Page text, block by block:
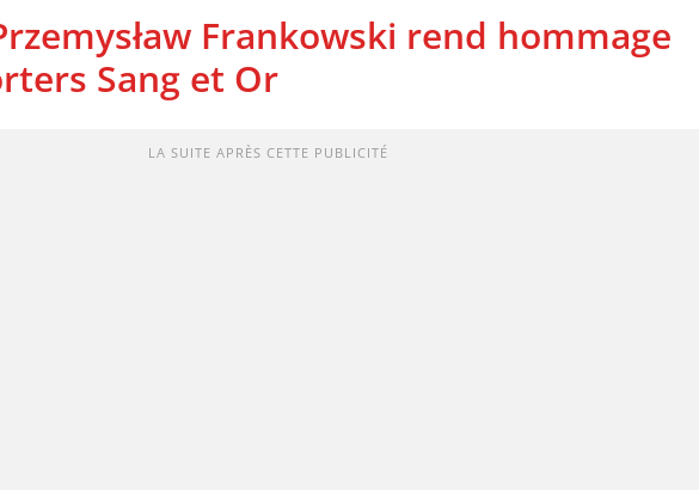
Frankowski rend hommage
Sang et Or
LA SUITE APRÈS CETTE PUBLICITÉ